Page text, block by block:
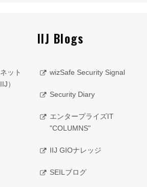
ット
）
IIJ Blogs
wizSafe Security Signal
Security Diary
エンタープライズIT
"COLUMNS"
IIJ GIOナレッジ
SEILブログ